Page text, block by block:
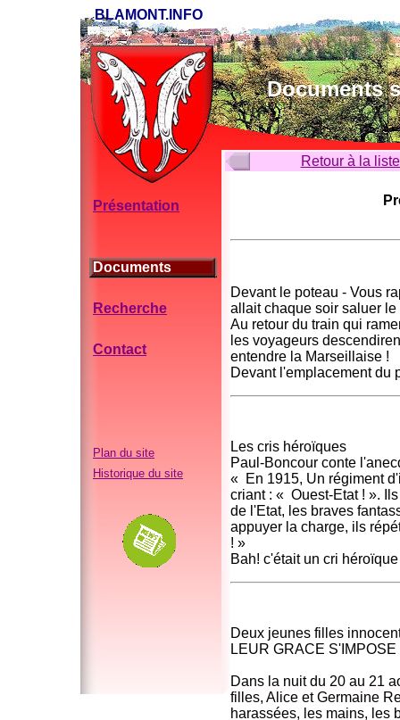
BLAMONT.INFO
Documents
Présentation
Documents
Recherche
Contact
Plan du site
Historique du site
Retour à la
Devant le poteau - Vous
allait chaque soir saluer
Au retour du train qui
les voyageurs
entendre la Marseillaise !
Devant l'emplacement du
Les cris héroïques
Paul-Boncour conte
« En 1915, Un régiment
criant : « Ouest-Etat ! ».
de l'Etat, les braves
appuyer la charge, ils
! »
Bah! c'était un cri
Deux jeunes filles
LEUR GRACE S'IMPOSE
Dans la nuit du 20 au 21
filles, Alice et Germaine
harassées, les mains, les